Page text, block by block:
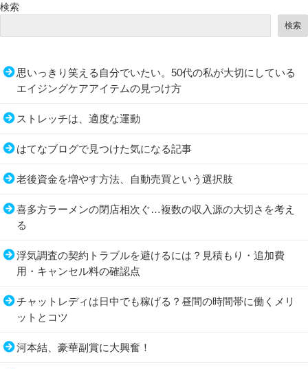
検索
検索
思いっきり笑える自分でいたい。50代の私が大切にしている
エイジングケアアイテムの見つけ方
ストレッチは、適度な運動
はてなブログで見つけた気になる記事
老後資金を増やす方法、自動売買という選択肢
喜多方ラーメンの閉店相次ぐ…複数の収入源の大切さを考え
る
浮気調査の契約トラブルを避けるには？見積もり・追加費
用・キャンセル料の確認点
チャットレディは日中でも稼げる？昼間の時間帯に働くメリ
ットとコツ
河本結、豪華副賞に大興奮！